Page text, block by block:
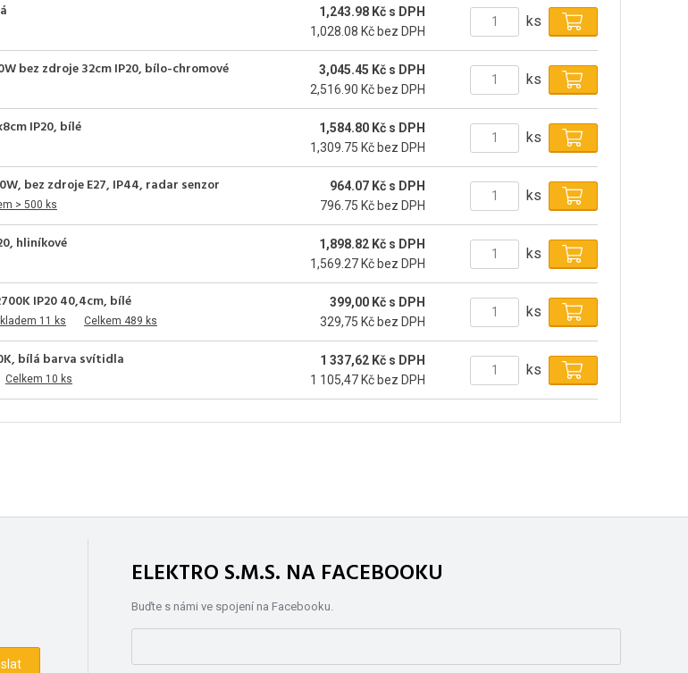
1,243.98 Kč s DPH
1,028.08 Kč bez DPH
ks
bez zdroje 32cm IP20, bílo-chromové
3,045.45 Kč s DPH
2,516.90 Kč bez DPH
ks
IP20, bílé
1,584.80 Kč s DPH
1,309.75 Kč bez DPH
ks
bez zdroje E27, IP44, radar senzor
> 500 ks
964.07 Kč s DPH
796.75 Kč bez DPH
ks
hliníkové
1,898.82 Kč s DPH
1,569.27 Kč bez DPH
ks
IP20 40,4cm, bílé
11 ks Celkem 489 ks
399,00 Kč s DPH
329,75 Kč bez DPH
ks
bílá barva svítidla
Celkem 10 ks
1 337,62 Kč s DPH
1 105,47 Kč bez DPH
ks
ELEKTRO S.M.S. NA FACEBOOKU
Buďte s námi ve spojení na Facebooku.